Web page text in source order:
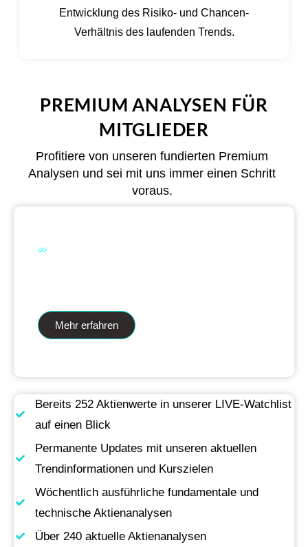
Entwicklung des Risiko- und Chancen-
Verhältnis des laufenden Trends.
PREMIUM ANALYSEN FÜR
MITGLIEDER
Profitiere von unseren fundierten Premium
Analysen und sei mit uns immer einen Schritt
voraus.
Mehr erfahren
Bereits 252 Aktienwerte in unserer LIVE-Watchlist
auf einen Blick
Permanente Updates mit unseren aktuellen
Trendinformationen und Kurszielen
Wöchentlich ausführliche fundamentale und
technische Aktienanalysen
Über 240 aktuelle Aktienanalysen